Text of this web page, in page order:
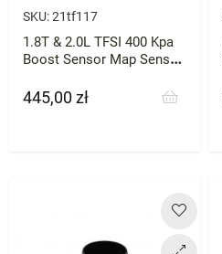
SKU:21tf117
1.8T & 2.0L TFSI 400 Kpa
Boost Sensor Map Sensor
Cena
445,00 zł